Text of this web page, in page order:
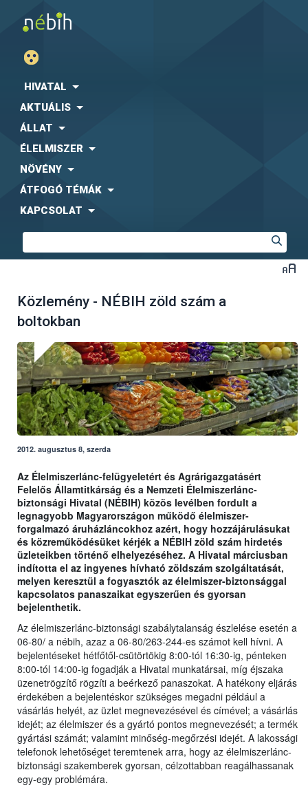
HIVATAL
AKTUÁLIS
ÁLLAT
ÉLELMISZER
NÖVÉNY
ÁTFOGÓ TÉMÁK
KAPCSOLAT
Közlemény - NÉBIH zöld szám a
boltokban
2012. augusztus 8, szerda
Az Élelmiszerlánc-felügyeletért és Agrárigazgatásért
Felelős Államtitkárság és a Nemzeti Élelmiszerlánc-
biztonsági Hivatal (NÉBIH) közös levélben fordult a
legnagyobb Magyarországon működő élelmiszer-
forgalmazó áruházláncokhoz azért, hogy hozzájárulásukat
és közreműködésüket kérjék a NÉBIH zöld szám hirdetés
üzleteikben történő elhelyezéséhez. A Hivatal márciusban
indította el az ingyenes hívható zöldszám szolgáltatását,
melyen keresztül a fogyasztók az élelmiszer-biztonsággal
kapcsolatos panaszaikat egyszerűen és gyorsan
bejelenthetik.
Az élelmiszerlánc-biztonsági szabálytalanság észlelése esetén a
06-80/ a nébih, azaz a 06-80/263-244-es számot kell hívni. A
bejelentéseket hétfőtől-csütörtökig 8:00-tól 16:30-ig, pénteken
8:00-tól 14:00-ig fogadják a Hivatal munkatársai, míg éjszaka
üzenetrögzítő rögzíti a beérkező panaszokat. A hatékony eljárás
érdekében a bejelentéskor szükséges megadni például a
vásárlás helyét, az üzlet megnevezésével és címével; a vásárlás
idejét; az élelmiszer és a gyártó pontos megnevezését; a termék
gyártási számát; valamint minőség-megőrzési idejét. A lakossági
telefonok lehetőséget teremtenek arra, hogy az élelmiszerlánc-
biztonsági szakemberek gyorsan, célzottabban reagálhassanak
egy-egy problémára.